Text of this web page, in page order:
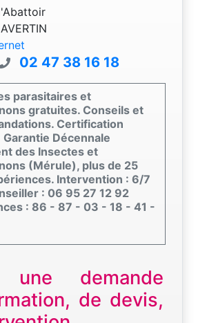
02 47 38 16 18
parasitaires et
gratuites. Conseils et
Certification
Décennale
des Insectes et
(Mérule), plus de 25
Intervention : 6/7
: 06 95 27 12 92
: 86 - 87 - 03 - 18 - 41 -
une demande
de devis,